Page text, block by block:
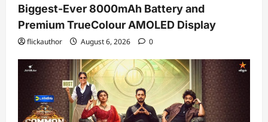
Biggest-Ever 8000mAh Battery and
Premium TrueColour AMOLED Display
flickauthor August 6, 2026 0